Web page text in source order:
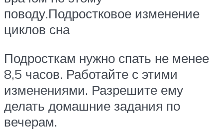
поводу.Подростковое изменение
циклов сна
Подросткам нужно спать не менее
8,5 часов. Работайте с этими
изменениями. Разрешите ему
делать домашние задания по
вечерам.